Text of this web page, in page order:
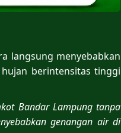
langsung menyebabkan
berintensitas tinggi
Bandar Lampung tanpa
genangan air di